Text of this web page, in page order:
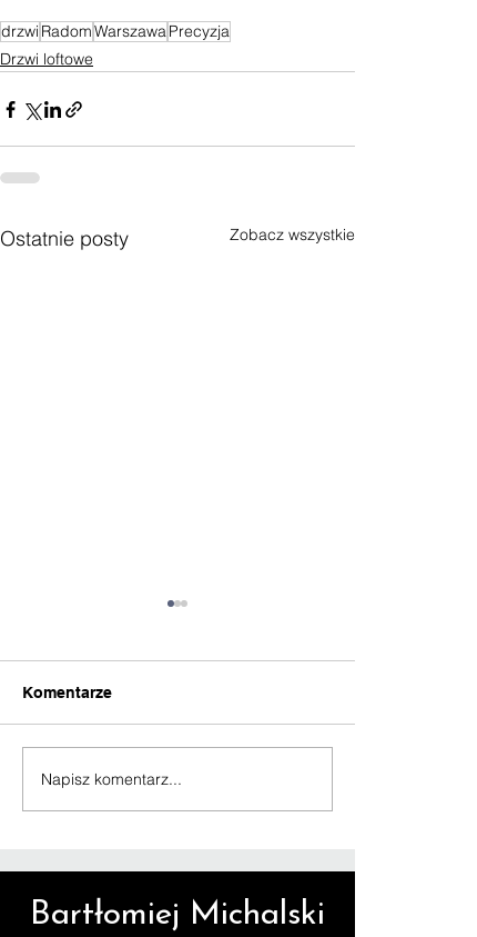
drzwi RadomWarszawaPrecyzja
Drzwi loftowe
Ostatnie posty Zobacz wszystkie
Drzwi industrialne na
wymiar
Komentarze
Napisz komentarz...
Bartłomiej Michalski